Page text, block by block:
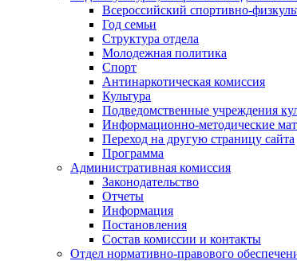
Всероссийский спортивно-
Год семьи
Структура отдела
Молодежная политика
Спорт
Антинаркотическая комиссия
Культура
Подведомственные учреждения
Информационно-методические
Переход на другую страницу сайта
Программа
Административная комиссия
Законодательство
Отчеты
Информация
Постановления
Состав комиссии и контакты
Отдел нормативно-правового